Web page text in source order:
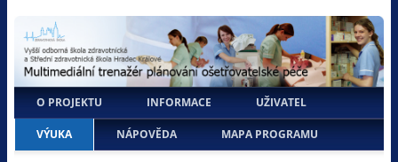
O PROJEKTU INFORMACE UŽIVATEL
VÝUKA NÁPOVĚDA MAPA PROGRAMU